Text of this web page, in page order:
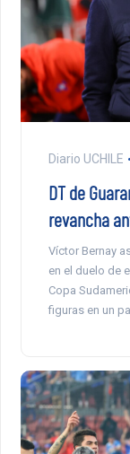
Diario UCHILE
DT de
revancha
Víctor Bernay
en el duelo de
Copa
figuras en un